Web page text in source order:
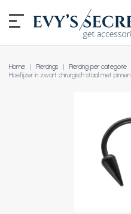
Home Piercings Piercing per categorie
Hoefijzer in zwart chirurgisch staal met pinnen